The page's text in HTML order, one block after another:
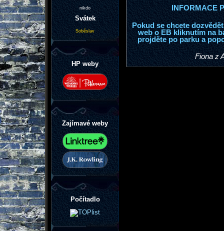
nikdo
Svátek
Soběslav
HP weby
Zajímavé weby
Počítadlo
INFORMACE
Pokud se chcete
web o EB kliknutím na
projděte po parku a
Fiona z